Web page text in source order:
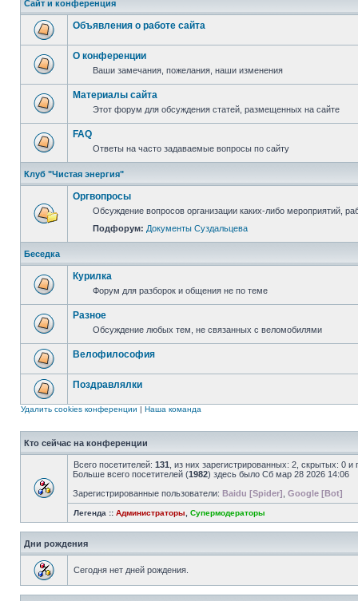
Сайт и конференция
Объявления о работе сайта
О конференции
Ваши замечания, пожелания, наши изменения
Материалы сайта
Этот форум для обсуждения статей, размещенных на сайте
FAQ
Ответы на часто задаваемые вопросы по сайту
Клуб "Чистая энергия"
Оргвопросы
Обсуждение вопросов организации каких-либо мероприятий,
Подфорум: Документы Суздальцева
Беседка
Курилка
Форум для разборок и общения не по теме
Разное
Обсуждение любых тем, не связанных с веломобилями
Велофилософия
Поздравлялки
Удалить cookies конференции | Наша команда
Кто сейчас на конференции
Всего посетителей: 131 , из них зарегистрированных: 2, скрытых: 0
Больше всего посетителей (1982) здесь было Сб мар 28 2026 14:06
Зарегистрированные пользователи: Baidu [Spider] Google [Bot]
Легенда :: Администраторы Супермодераторы
Дни рождения
Сегодня нет дней рождения.